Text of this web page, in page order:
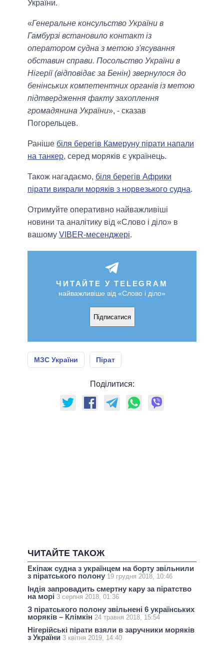
України.
«Генеральне консульство України в
Гамбурзі встановило контакт із
оператором судна з метою з'ясування
обставин справи. Посольство України в
Нігерії (відповідає за Бенін) звернулося до
бенінських компетентних органів із метою
підтвердження факту захоплення
громадянина України», - сказав
Погорельцев.
Раніше біля берегів Камеруну пірати напали
на танкер, серед моряків є українець.
Також нагадаємо, біля берегів Африки
пірати викрали моряків з норвезького судна.
Отримуйте оперативно найважливіші
новини та аналітику від «Слово і діло» в
вашому VIBER-месенджері.
ЧИТАЙТЕ У TELEGRAM
найважливіше від «Слово і діло»
Підписатися
МЗС України Пірат
Поділитися:
ЧИТАЙТЕ ТАКОЖ
Екіпаж судна з українцем на борту звільнили
з піратського полону 19 грудня 2018, 10:46
Індія запровадить смертну кару за піратство
на морі 3 серпня 2018, 01:36
З піратського полону звільнені 6 українських
моряків – Клімкін 24 травня 2018, 15:54
Нігерійські пірати взяли в заручники моряків
з України 3 квітня 2019, 14:40